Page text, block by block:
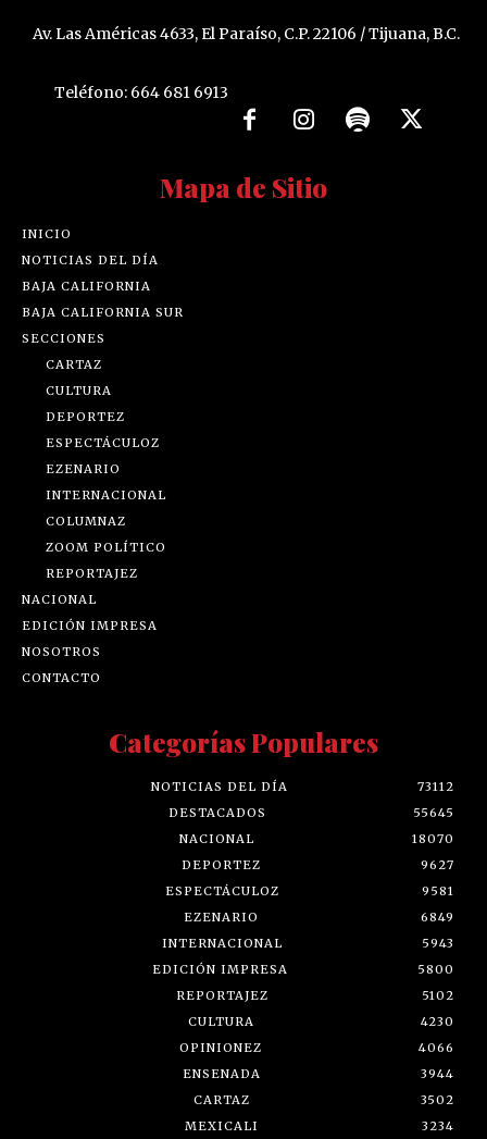
Av. Las Américas 4633, El Paraíso, C.P. 22106 / Tijuana, B.C.
Teléfono: 664 681 6913
Mapa de Sitio
INICIO
NOTICIAS DEL DÍA
BAJA CALIFORNIA
BAJA CALIFORNIA SUR
SECCIONES
CARTAZ
CULTURA
DEPORTEZ
ESPECTÁCULOZ
EZENARIO
INTERNACIONAL
COLUMNAZ
ZOOM POLÍTICO
REPORTAJEZ
NACIONAL
EDICIÓN IMPRESA
NOSOTROS
CONTACTO
Categorías Populares
NOTICIAS DEL DÍA
73112
DESTACADOS
55645
NACIONAL
18070
DEPORTEZ
9627
ESPECTÁCULOZ
9581
EZENARIO
6849
INTERNACIONAL
5943
EDICIÓN IMPRESA
5800
REPORTAJEZ
5102
CULTURA
4230
OPINIONEZ
4066
ENSENADA
3944
CARTAZ
3502
MEXICALI
3234